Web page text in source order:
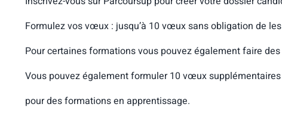
Formulez vos vœux : jusqu’à 10 vœux sans obligation de
Pour certaines formations vous pouvez également faire
Vous pouvez également formuler 10 vœux supplémentaires
pour des formations en apprentissage.